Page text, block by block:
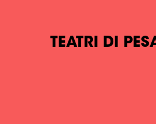
TEATRI DI